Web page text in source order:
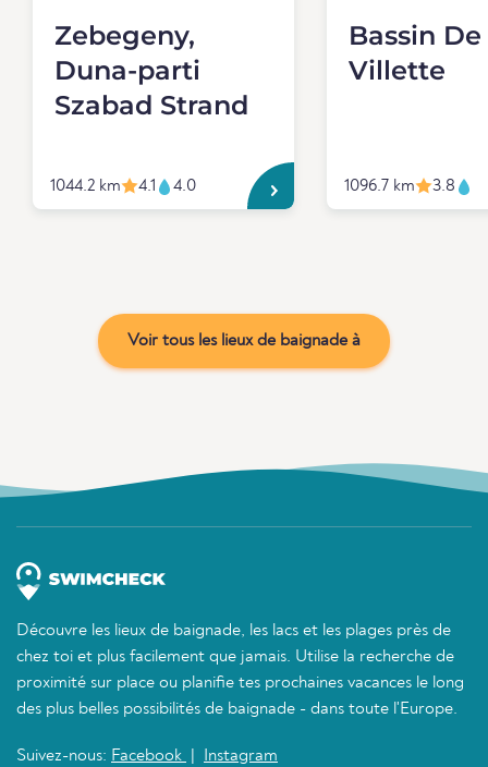
Zebegeny,
Duna-parti
Szabad Strand
1044.2 km 4.1 4.0
Bassin De
Villette
1096.7 km 3.8
Voir tous les lieux de baignade à
Découvre les lieux de baignade, les lacs et les plages près de
chez toi et plus facilement que jamais. Utilise la recherche de
proximité sur place ou planifie tes prochaines vacances le long
des plus belles possibilités de baignade - dans toute l'Europe.
Suivez-nous: Facebook Instagram